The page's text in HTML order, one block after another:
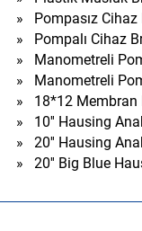
»
Pompasız
»
Pompalı Cihaz
»
Manometreli
»
Manometreli
»
18*12 Membran
»
10'' Hausing
»
20'' Hausing
»
20'' Big Blue